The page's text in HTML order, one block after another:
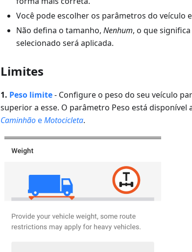
Você pode escolher os parâmetros do veículo
Não defina o tamanho, Nenhum, o que
selecionado será aplicada.
Limites
1. Peso limite- Configure o peso do seu veículo
superior a esse. O parâmetro Peso está
Caminhão eMotocicleta.